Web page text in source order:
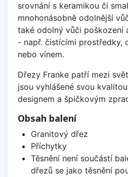
srovnání s keramikou či
mnohonásobně odolnější
také odolný vůči poškození
- např. čistícími prostředky,
nebo vínem.
Dřezy Franke patří mezi
jsou vyhlášené svou
designem a špičkovým
Obsah balení
Granitový dřez
Příchytky
Těsnění není součástí
dřezů se jako těsnění